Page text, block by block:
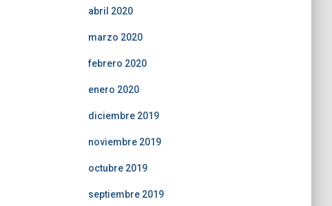
abril 2020
marzo 2020
febrero 2020
enero 2020
diciembre 2019
noviembre 2019
octubre 2019
septiembre 2019